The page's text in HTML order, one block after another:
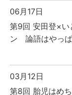
06月17日
第9回 安田登×い
ン 論語はやっぱ
03月12日
第8回 胎児はめ